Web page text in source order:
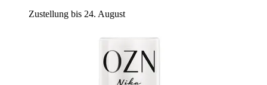
Zustellung bis 24. August